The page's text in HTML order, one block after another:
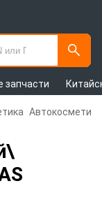
запчасти
Автокосметика